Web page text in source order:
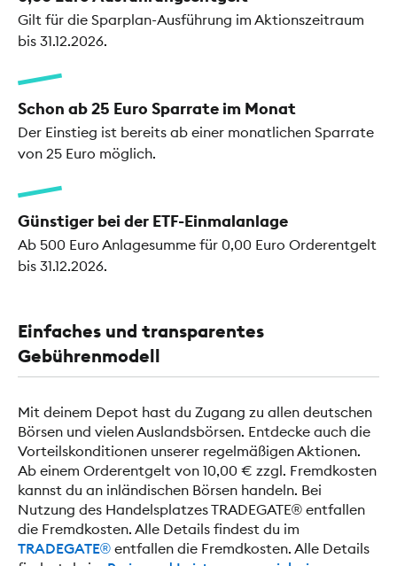
Gilt für die Sparplan-Ausführung im Aktionszeitraum
bis 31.12.2026.
Schon ab 25 Euro Sparrate im Monat
Der Einstieg ist bereits ab einer monatlichen Sparrate
von 25 Euro möglich.
Günstiger bei der ETF-Einmalanlage
Ab 500 Euro Anlagesumme für 0,00 Euro Orderentgelt
bis 31.12.2026.
Einfaches und transparentes
Gebührenmodell
Mit deinem Depot hast du Zugang zu allen deutschen
Börsen und vielen Auslandsbörsen. Entdecke auch die
Vorteilskonditionen unserer regelmäßigen Aktionen.
Ab einem Orderentgelt von 10,00 € zzgl. Fremdkosten
kannst du an inländischen Börsen handeln. Bei
Nutzung des Handelsplatzes TRADEGATE® entfallen
die Fremdkosten. Alle Details findest du im
TRADEGATE® entfallen die Fremdkosten. Alle Details